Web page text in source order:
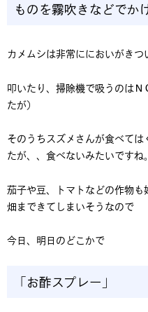
ものを霧吹きなどでか
カメムシは非常ににおいがきつ
叩いたり、掃除機で吸うのは
たが）
そのうちスズメさんが食べて
たが、、食べないみたいですね
茄子や豆、トマトなどの作物
畑まできてしまいそうなので
今日、明日のどこかで
「お酢スプレー」